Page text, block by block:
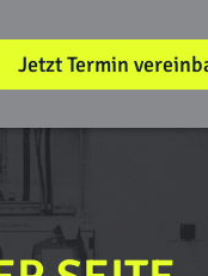
Jetzt Termin